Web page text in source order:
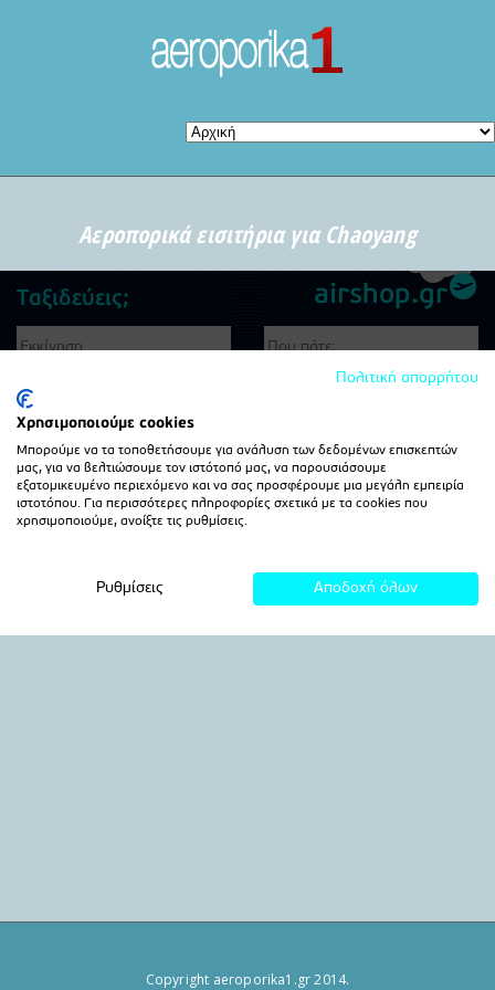
Αεροπορικά εισιτήρια για Chaoyang
Copyright aeroporika1.gr 2014.